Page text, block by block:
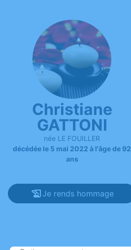
Christiane
GATTONI
née LE FOUILLER
décédée le 5 mai 2022 à l'âge de 92
ans
Je rends hommage